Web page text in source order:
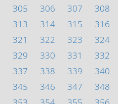
305 306 307
308
313 314 315
316
321 322 323
324
329 330 331
332
337 338 339
340
345 346 347
348